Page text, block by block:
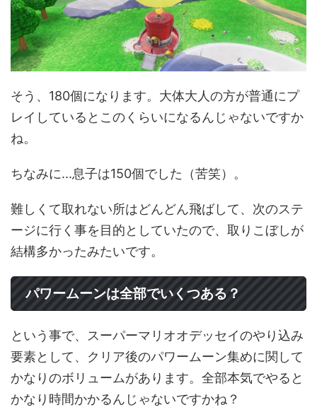
そう、180個になります。大体大人の方が普通にプ
レイしているとこのくらいになるんじゃないですか
ね。
ちなみに...息子は150個でした（苦笑）。
難しくて取れない所はどんどん飛ばして、次のステ
ージに行く事を目的としていたので、取りこぼしが
結構多かったみたいです。
パワームーンは全部でいくつある？
という事で、スーパーマリオオデッセイのやり込み
要素として、クリア後のパワームーン集めに関して
かなりのボリュームがあります。全部本気でやると
かなり時間かかるんじゃないですかね？